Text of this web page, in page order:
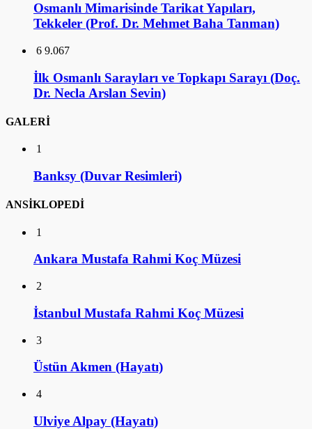
Osmanlı Mimarisinde Tarikat Yapıları,
Tekkeler (Prof. Dr. Mehmet Baha Tanman)
6 9.067
İlk Osmanlı Sarayları ve Topkapı Sarayı (Doç.
Dr. Necla Arslan Sevin)
GALERİ
1
Banksy (Duvar Resimleri)
ANSİKLOPEDİ
1
Ankara Mustafa Rahmi Koç Müzesi
2
İstanbul Mustafa Rahmi Koç Müzesi
3
Üstün Akmen (Hayatı)
4
Ulviye Alpay (Hayatı)